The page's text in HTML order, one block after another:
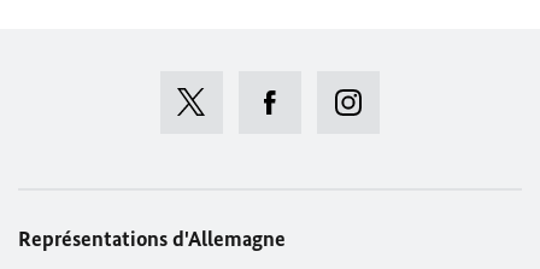
Représentations d'Allemagne